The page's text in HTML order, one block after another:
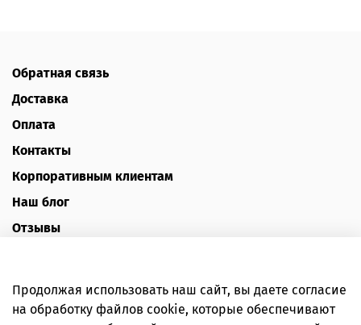
Обратная связь
Доставка
Оплата
Контакты
Корпоративным клиентам
Наш блог
Отзывы
Пользовательское соглашение
Продолжая использовать наш сайт, вы даете согласие
на обработку файлов cookie, которые обеспечивают